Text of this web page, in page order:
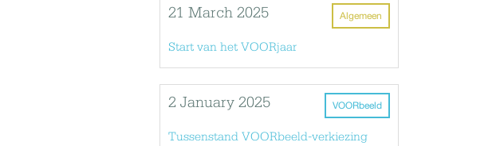
Algemeen
21 March 2025
Start van het VOORjaar
VOORbeeld
2 January 2025
Tussenstand VOORbeeld-verkiezing